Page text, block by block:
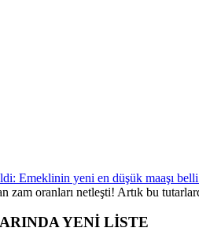
zam oranları netleşti! Artık bu
YENİ LİSTE